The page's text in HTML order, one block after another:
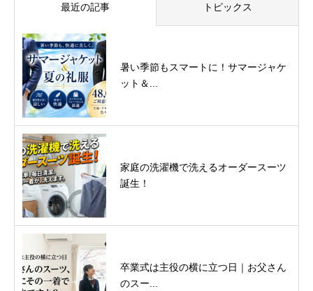
最近の記事 トピックス
暑い季節もスマートに！サマージャケ
ット＆...
家庭の洗濯機で洗えるオーダースーツ
誕生！
卒業式は主役の横に立つ日｜お父さん
のスー...